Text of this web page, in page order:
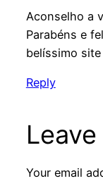
Aconselho a
Parabéns e
belíssimo
Reply
Your email